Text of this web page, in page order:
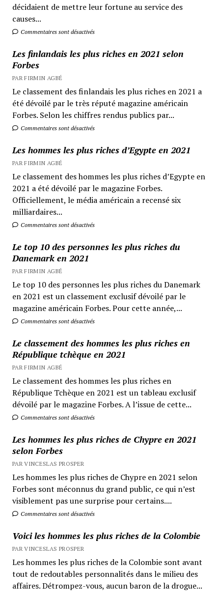
décidaient de mettre leur fortune au service des
causes...
Commentaires sont désactivés
Les finlandais les plus riches en 2021 selon
Forbes
PAR FIRMIN AGBÉ
Le classement des finlandais les plus riches en 2021 a
été dévoilé par le très réputé magazine américain
Forbes. Selon les chiffres rendus publics par...
Commentaires sont désactivés
Les hommes les plus riches d’Egypte en 2021
PAR FIRMIN AGBÉ
Le classement des hommes les plus riches d’Egypte en
2021 a été dévoilé par le magazine Forbes.
Officiellement, le média américain a recensé six
milliardaires...
Commentaires sont désactivés
Le top 10 des personnes les plus riches du
Danemark en 2021
PAR FIRMIN AGBÉ
Le top 10 des personnes les plus riches du Danemark
en 2021 est un classement exclusif dévoilé par le
magazine américain Forbes. Pour cette année,...
Commentaires sont désactivés
Le classement des hommes les plus riches en
République tchèque en 2021
PAR FIRMIN AGBÉ
Le classement des hommes les plus riches en
République Tchèque en 2021 est un tableau exclusif
dévoilé par le magazine Forbes. A l’issue de cette...
Commentaires sont désactivés
Les hommes les plus riches de Chypre en 2021
selon Forbes
PAR VINCESLAS PROSPER
Les hommes les plus riches de Chypre en 2021 selon
Forbes sont méconnus du grand public, ce qui n’est
visiblement pas une surprise pour certains....
Commentaires sont désactivés
Voici les hommes les plus riches de la Colombie
PAR VINCESLAS PROSPER
Les hommes les plus riches de la Colombie sont avant
tout de redoutables personnalités dans le milieu des
affaires. Détrompez-vous, aucun baron de la drogue...